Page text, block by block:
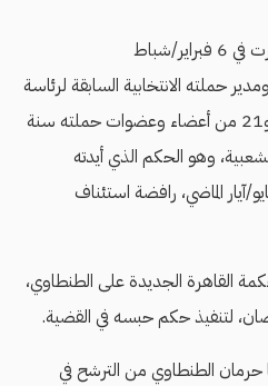
وكانت محكمة جنح المطرية أصدرت في 6 فبراير/شباط
حملته الانتخابية السابقة لرئاسة
الجمهورية المحامي محمد أبو الديار، و21 من أعضاء وعضوات حملته سنة
وهو الحكم الذي أيدته
الجنح المستأنفة في 27 مايو/آيار الماضي، رافضة استئناف
القاهرة الجديدة على الطنطاوي،
لتنفيذ حكم حبسه في القضية.
حرمان الطنطاوي من الترشح في